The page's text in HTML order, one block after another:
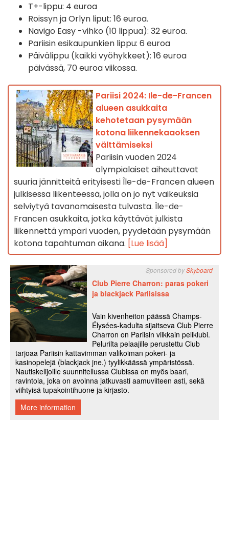
T+-lippu: 4 euroa
Roissyn ja Orlyn liput: 16 euroa.
Navigo Easy -vihko (10 lippua): 32 euroa.
Pariisin esikaupunkien lippu: 6 euroa
Päivälippu (kaikki vyöhykkeet): 16 euroa
päivässä, 70 euroa viikossa.
Pariisi 2024: Ile-de-Francen
alueen asukkaita
kehotetaan pysymään
kotona liikennekaaoksen
välttämiseksi
Pariisin vuoden 2024
olympialaiset aiheuttavat
suuria jännitteitä erityisesti Île-de-Francen alueen
julkisessa liikenteessä, jolla on jo nyt vaikeuksia
selviytyä tavanomaisesta tulvasta. Île-de-
Francen asukkaita, jotka käyttävät julkista
liikennettä ympäri vuoden, pyydetään pysymään
kotona tapahtuman aikana. [Lue lisää]